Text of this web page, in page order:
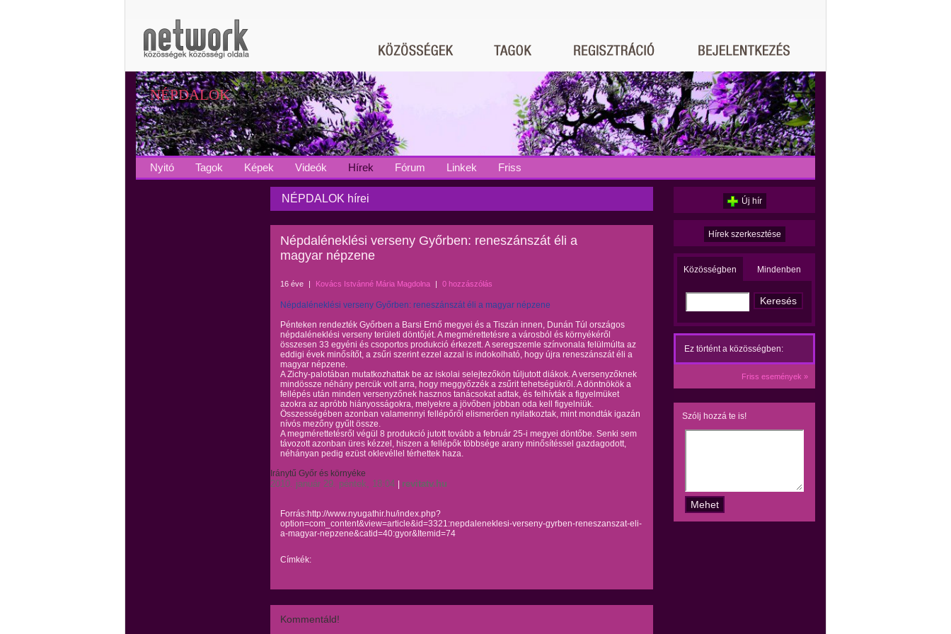
NÉPDALOK
Nyitó Tagok Képek Videók Hírek Fórum Linkek Friss
NÉPDALOK hírei
Népdaléneklési verseny Győrben: reneszánszát éli a
magyar népzene
16 éve | Kovács Istvánné Mária Magdolna | 0 hozzászólás
Népdaléneklési verseny Győrben: reneszánszát éli a magyar népzene
Pénteken rendezték Győrben a Barsi Ernő megyei és a Tiszán innen, Dunán Túl országos
népdaléneklési verseny területi döntőjét. A megmérettetésre a városból és környékéről
összesen 33 egyéni és csoportos produkció érkezett. A seregszemle színvonala felülmúlta az
eddigi évek minősítőt, a zsűri szerint ezzel azzal is indokolható, hogy újra reneszánszát éli a
magyar népzene.
A Zichy-palotában mutatkozhattak be az iskolai selejtezőkön túljutott diákok. A versenyzőknek
mindössze néhány percük volt arra, hogy meggyőzzék a zsűrit tehetségükről. A döntnökök a
fellépés után minden versenyzőnek hasznos tanácsokat adtak, és felhívták a figyelmüket
azokra az apróbb hiányosságokra, melyekre a jövőben jobban oda kell figyelniük.
Összességében azonban valamennyi fellépőről elismerően nyilatkoztak, mint mondták igazán
nívós mezőny gyűlt össze.
A megmérettetésről végül 8 produkció jutott tovább a február 25-i megyei döntőbe. Senki sem
távozott azonban üres kézzel, hiszen a fellépők többsége arany minősítéssel gazdagodott,
néhányan pedig ezüst oklevéllel térhettek haza.
Iránytű Győr és környéke
2010. január 29. péntek, 18:04 revitatv.hu
Forrás:http://www.nyugathir.hu/index.php?
option=com_content&view=article&id=3321:nepdaleneklesi-verseny-gyrben-reneszanszat-eli-
a-magyar-nepzene&catid=40:gyor&Itemid=74
Címkék:
Kommentáld!
Új hír
Hírek szerkesztése
Közösségben Mindenben
Ez történt a közösségben:
Friss események »
Szólj hozzá te is!